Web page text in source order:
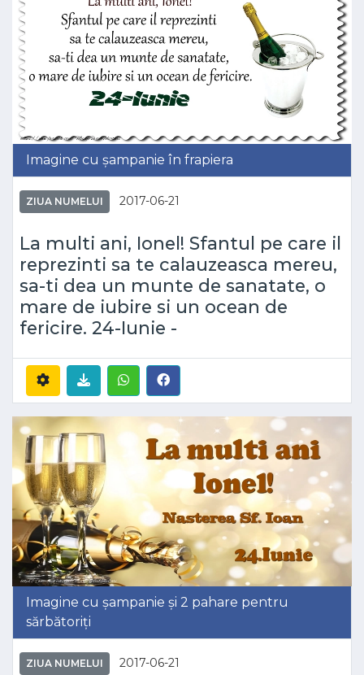
Imagine cu șampanie în frapiera
ZIUA NUMELUI 2017-06-21
La multi ani, Ionel! Sfantul pe care il
reprezinti sa te calauzeasca mereu,
sa-ti dea un munte de sanatate, o
mare de iubire si un ocean de
fericire. 24-Iunie -
Imagine cu șampanie și 2 pahare pentru
sărbătoriți
ZIUA NUMELUI 2017-06-21